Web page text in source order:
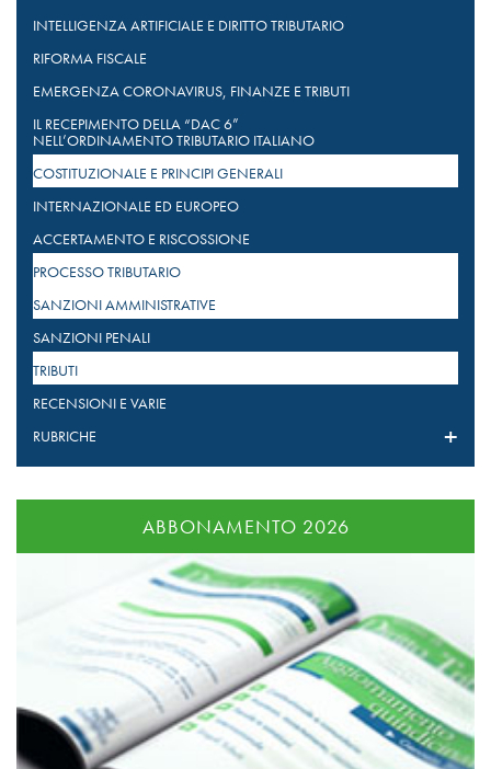
INTELLIGENZA ARTIFICIALE E DIRITTO TRIBUTARIO
RIFORMA FISCALE
EMERGENZA CORONAVIRUS, FINANZE E TRIBUTI
IL RECEPIMENTO DELLA “DAC 6”
NELL’ORDINAMENTO TRIBUTARIO ITALIANO
COSTITUZIONALE E PRINCIPI GENERALI
INTERNAZIONALE ED EUROPEO
ACCERTAMENTO E RISCOSSIONE
PROCESSO TRIBUTARIO
SANZIONI AMMINISTRATIVE
SANZIONI PENALI
TRIBUTI
RECENSIONI E VARIE
RUBRICHE
ABBONAMENTO 2026